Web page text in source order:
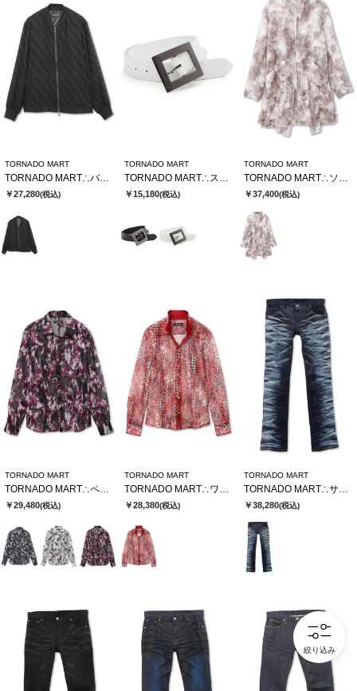
TORNADO MART
TORNADO MART∴バイヤスストライプシアーブルゾン
￥27,280(税込)
TORNADO MART
TORNADO MART∴スクエアバックルベルト
￥15,180(税込)
TORNADO MART
TORNADO MART∴ソフトシャドーカットJQロングカーデ
￥37,400(税込)
TORNADO MART
TORNADO MART∴ペイントフロッキーオーガンジーシャツ
￥29,480(税込)
TORNADO MART
TORNADO MART∴ワイルドハウンドトゥースレースシャツ
￥28,380(税込)
TORNADO MART
TORNADO MART∴サイドタイガーシューカットデニム
￥38,280(税込)
絞り込み